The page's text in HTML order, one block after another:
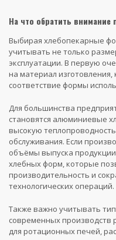
На что обратить внимание
Выбирая хлебопекарные
учитывать не только
эксплуатации. В первую
на материал изготовления,
соответствие формы
Для большинства
становятся алюминиевые
высокую
обслуживания. Если
объёмы выпуска
хлебных форм, которые
производительность и
технологических операций.
Также важно учитывать
современных производств
для ротационных печей,